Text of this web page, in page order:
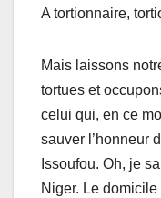
A tortionnaire,
Mais laissons
tortues et
celui qui, en ce
sauver l’honneur
Issoufou. Oh, je
Niger. Le